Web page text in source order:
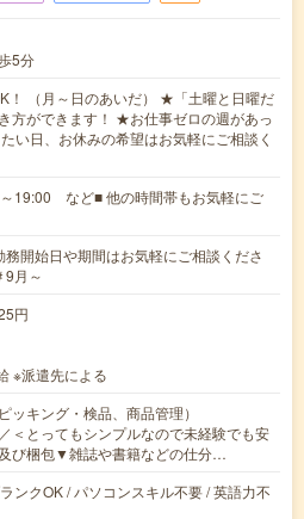
5分
！ （月～日のあいだ） ★「土曜と日曜だ
方ができます！ ★お仕事ゼロの週があっ
い日、お休みの希望はお気軽にご相談く
19:00 など■ 他の時間帯もお気軽にご
開始日や期間はお気軽にご相談くださ
月～
円
※派遣先による
ッキング・検品、商品管理）
＜とってもシンプルなので未経験でも安
び梱包▼雑誌や書籍などの仕分…
ンクOK / パソコンスキル不要 / 英語力不